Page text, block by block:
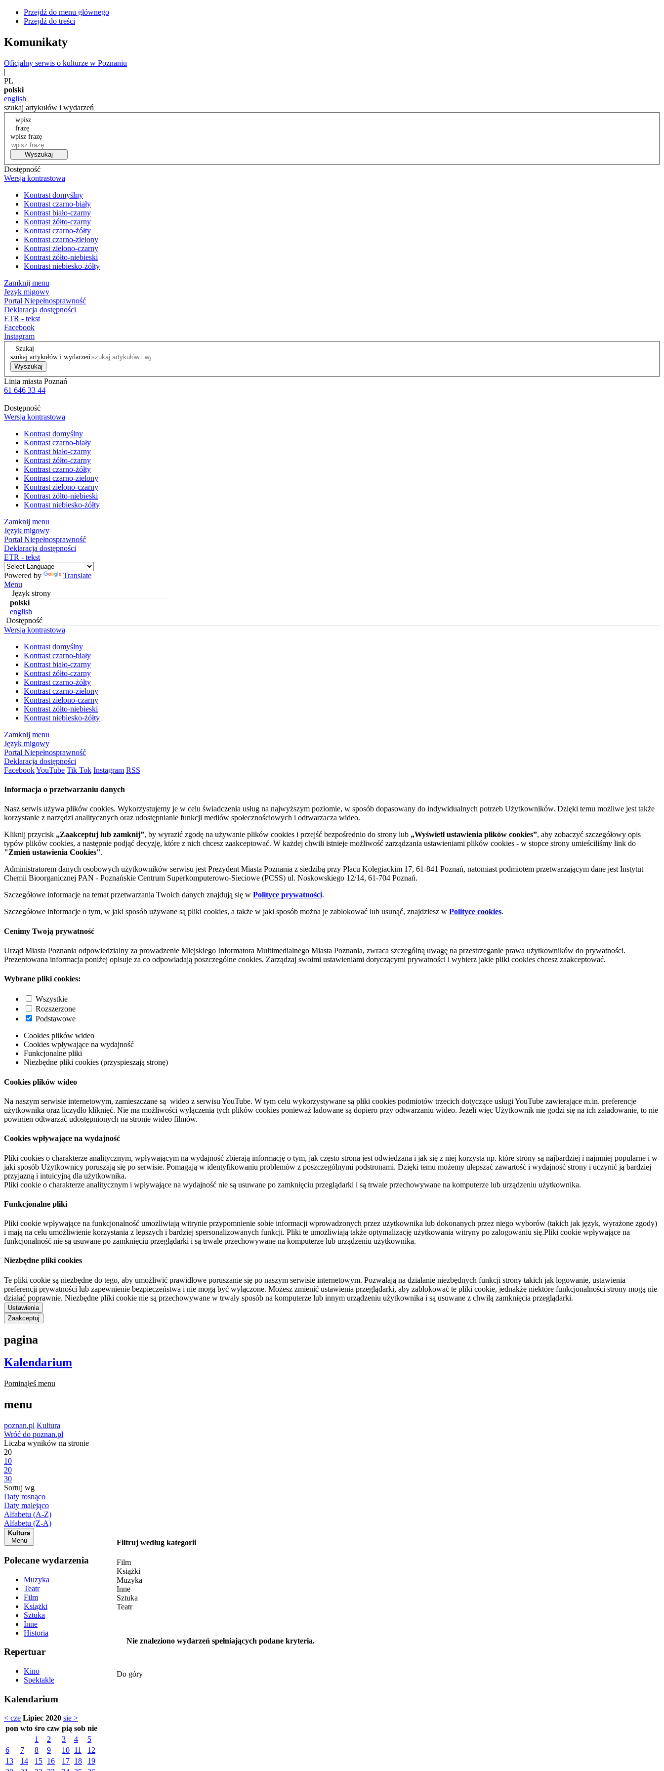
Przejdź do menu głównego
Przejdź do treści
Komunikaty
Oficjalny serwis o kulturze w Poznaniu
|
PL
polski
english
szukaj artykułów i wydarzeń
wpisz
frazę
wpisz frazę
Wyszukaj
Dostępność
Wersja kontrastowa
Kontrast domyślny
Kontrast czarno-biały
Kontrast biało-czarny
Kontrast żółto-czarny
Kontrast czarno-żółty
Kontrast czarno-zielony
Kontrast zielono-czarny
Kontrast żółto-niebieski
Kontrast niebiesko-żółty
Zamknij menu
Język migowy
Portal Niepełnosprawność
Deklaracja dostępności
ETR - tekst
Facebook
Instagram
Szukaj
szukaj artykułów i wydarzeń
Wyszukaj
Linia miasta Poznań
61 646 33 44
Dostępność
Wersja kontrastowa
Kontrast domyślny
Kontrast czarno-biały
Kontrast biało-czarny
Kontrast żółto-czarny
Kontrast czarno-żółty
Kontrast czarno-zielony
Kontrast zielono-czarny
Kontrast żółto-niebieski
Kontrast niebiesko-żółty
Zamknij menu
Język migowy
Portal Niepełnosprawność
Deklaracja dostępności
ETR - tekst
Powered by
Translate
Menu
Język strony
polski
english
Dostępność
Wersja kontrastowa
Kontrast domyślny
Kontrast czarno-biały
Kontrast biało-czarny
Kontrast żółto-czarny
Kontrast czarno-żółty
Kontrast czarno-zielony
Kontrast zielono-czarny
Kontrast żółto-niebieski
Kontrast niebiesko-żółty
Zamknij menu
Język migowy
Portal Niepełnosprawność
Deklaracja dostępności
FacebookYouTube Tik Tok Instagram RSS
Informacja o przetwarzaniu danych
Nasz serwis używa plików cookies. Wykorzystujemy je w celu świadczenia usług na najwyższym poziomie, w sposób dopasowany do indywidualnych potrzeb Użytkowników. Dzięki temu możliwe jest także
korzystanie z narzędzi analitycznych oraz udostępnianie funkcji mediów społecznościowych i odtwarzacza wideo.
Kliknij przycisk „Zaakceptuj lub zamknij”, by wyrazić zgodę na używanie plików cookies i przejść bezpośrednio do strony lub „Wyświetl ustawienia plików cookies”, aby zobaczyć szczegółowy opis
typów plików cookies, a następnie podjąć decyzję, które z nich chcesz zaakceptować. W każdej chwili istnieje możliwość zarządzania ustawieniami plików cookies - w stopce strony umieściliśmy link do
"Zmień ustawienia Cookies".
Administratorem danych osobowych użytkowników serwisu jest Prezydent Miasta Poznania z siedzibą przy Placu Kolegiackim 17, 61-841 Poznań, natomiast podmiotem przetwarzającym dane jest Instytut
Chemii Bioorganicznej PAN - Poznańskie Centrum Superkomputerowo-Sieciowe (PCSS) ul. Noskowskiego 12/14, 61-704 Poznań.
Szczegółowe informacje na temat przetwarzania Twoich danych znajdują się w Polityce prywatności.
Szczegółowe informacje o tym, w jaki sposób używane są pliki cookies, a także w jaki sposób można je zablokować lub usunąć, znajdziesz w Polityce cookies.
Cenimy Twoją prywatność
Urząd Miasta Poznania odpowiedzialny za prowadzenie Miejskiego Informatora Multimedialnego Miasta Poznania, zwraca szczególną uwagę na przestrzeganie prawa użytkowników do prywatności.
Prezentowana informacja poniżej opisuje za co odpowiadają poszczególne cookies. Zarządzaj swoimi ustawieniami dotyczącymi prywatności i wybierz jakie pliki cookies chcesz zaakceptować.
Wybrane pliki cookies:
Wszystkie
Rozszerzone
Podstawowe
Cookies plików wideo
Cookies wpływające na wydajność
Funkcjonalne pliki
Niezbędne pliki cookies (przyspieszają stronę)
Cookies plików wideo
Na naszym serwisie internetowym, zamieszczane są wideo z serwisu YouTube. W tym celu wykorzystywane są pliki cookies podmiotów trzecich dotyczące usługi YouTube zawierające m.in. preferencje
użytkownika oraz liczydło kliknięć. Nie ma możliwości wyłączenia tych plików cookies ponieważ ładowane są dopiero przy odtwarzaniu wideo. Jeżeli więc Użytkownik nie godzi się na ich załadowanie, to nie
powinien odtwarzać udostępnionych na stronie wideo filmów.
Cookies wpływające na wydajność
Pliki cookies o charakterze analitycznym, wpływającym na wydajność zbierają informację o tym, jak często strona jest odwiedzana i jak się z niej korzysta np. które strony są najbardziej i najmniej popularne i w
jaki sposób Użytkownicy poruszają się po serwisie. Pomagają w identyfikowaniu problemów z poszczególnymi podstronami. Dzięki temu możemy ulepszać zawartość i wydajność strony i uczynić ją bardziej
przyjazną i intuicyjną dla użytkownika.
Pliki cookie o charakterze analitycznym i wpływające na wydajność nie są usuwane po zamknięciu przeglądarki i są trwale przechowywane na komputerze lub urządzeniu użytkownika.
Funkcjonalne pliki
Pliki cookie wpływające na funkcjonalność umożliwiają witrynie przypomnienie sobie informacji wprowadzonych przez użytkownika lub dokonanych przez niego wyborów (takich jak język, wyrażone zgody)
i mają na celu umożliwienie korzystania z lepszych i bardziej spersonalizowanych funkcji. Pliki te umożliwiają także optymalizację użytkowania witryny po zalogowaniu się.Pliki cookie wpływające na
funkcjonalność nie są usuwane po zamknięciu przeglądarki i są trwale przechowywane na komputerze lub urządzeniu użytkownika.
Niezbędne pliki cookies
Te pliki cookie są niezbędne do tego, aby umożliwić prawidłowe poruszanie się po naszym serwisie internetowym. Pozwalają na działanie niezbędnych funkcji strony takich jak logowanie, ustawienia
preferencji prywatności lub zapewnienie bezpieczeństwa i nie mogą być wyłączone. Możesz zmienić ustawienia przeglądarki, aby zablokować te pliki cookie, jednakże niektóre funkcjonalności strony mogą nie
działać poprawnie. Niezbędne pliki cookie nie są przechowywane w trwały sposób na komputerze lub innym urządzeniu użytkownika i są usuwane z chwilą zamknięcia przeglądarki.
Ustawienia
Zaakceptuj
pagina
Kalendarium
Pominąłeś menu
menu
poznan.pl Kultura
Wróć do poznan.pl
Liczba wyników na stronie
20
10
20
30
Sortuj wg
Daty rosnąco
Daty malejąco
Alfabetu (A-Z)
Alfabetu (Z-A)
Kultura
Menu
Polecane wydarzenia
Muzyka
Teatr
Film
Książki
Sztuka
Inne
Historia
Repertuar
Kino
Spektakle
Kalendarium
< cze Lipiec 2020 sie >
pon wto śro czw pią sob nie
1
2 3 4
5
6
7 8 9 10 11
12
13
14 15 16 17 18
19
Filtruj według kategorii
Film
Książki
Muzyka
Inne
Sztuka
Teatr
Nie znaleziono wydarzeń spełniających podane kryteria.
Do góry